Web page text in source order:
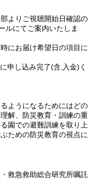
よりご視聴開始日確認の
ルにてご案内いたしま
にお届け希望日の項目に
申し込み完了(含.入金)く
ようになるためにはどの
解、防災教育・訓練の重
園での避難訓練を取り上
ための防災教育の視点に
救急救助総合研究所嘱託